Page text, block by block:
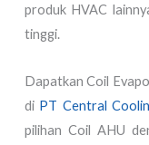
produk HVAC
tinggi.
Dapatkan Coil
di PT Central
pilihan Coil AHU